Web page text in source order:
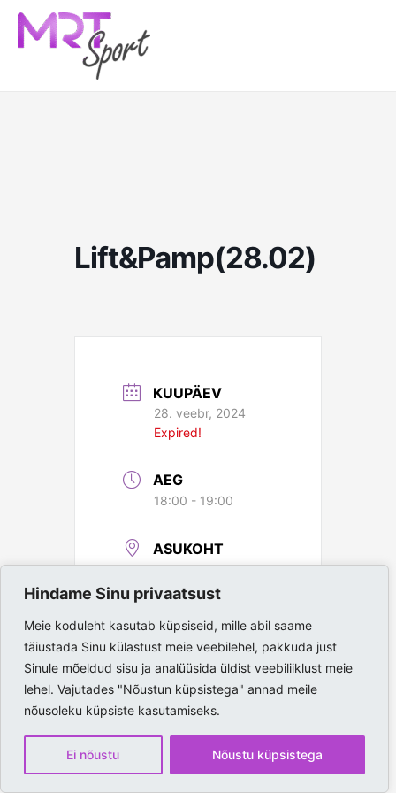
Hindame Sinu privaatsust
Meie koduleht kasutab küpsiseid, mille abil saame
täiustada Sinu külastust meie veebilehel, pakkuda just
Sinule mõeldud sisu ja analüüsida üldist veebiliiklust meie
lehel. Vajutades "Nõustun küpsistega" annad meile
nõusoleku küpsiste kasutamiseks.
Ei nõustu Nõustu küpsistega
content
Lift&Pamp(28.02)
KUUPÄEV
28. veebr, 2024
Expired!
AEG
18:00 - 19:00
ASUKOHT